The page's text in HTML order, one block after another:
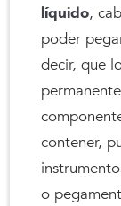
líquido,
poder
decir, que
contener,
o